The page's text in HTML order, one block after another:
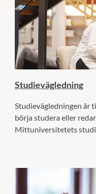
Studievägledning
Studievägledningen är
börja studera eller
Mittuniversitetets